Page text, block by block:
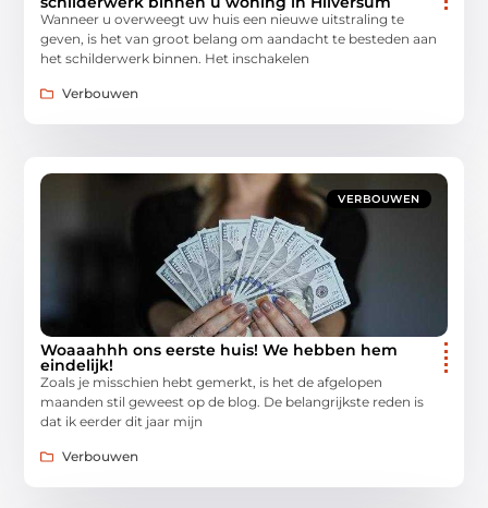
Wanneer u overweegt uw huis een nieuwe uitstraling te
geven, is het van groot belang om aandacht te besteden aan
het schilderwerk binnen. Het inschakelen
Verbouwen
VERBOUWEN
Woaaahhh ons eerste huis! We hebben hem
eindelijk!
Zoals je misschien hebt gemerkt, is het de afgelopen
maanden stil geweest op de blog. De belangrijkste reden is
dat ik eerder dit jaar mijn
Verbouwen